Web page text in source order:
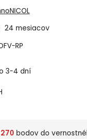
24 mesiacov
RP
3-4 dní
270 bodov do